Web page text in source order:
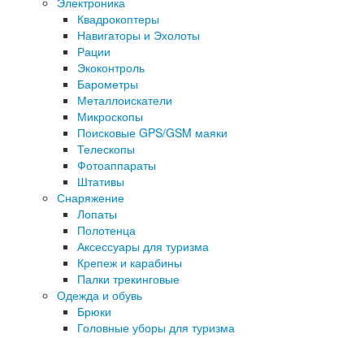
Квадрокоптеры
Навигаторы и Эхолоты
Рации
Экоконтроль
Барометры
Металлоискатели
Микроскопы
Поисковые GPS/GSM маяки
Телескопы
Фотоаппараты
Штативы
Снаряжение
Лопаты
Полотенца
Аксессуары для туризма
Крепеж и карабины
Палки трекинговые
Одежда и обувь
Брюки
Головные уборы для туризма